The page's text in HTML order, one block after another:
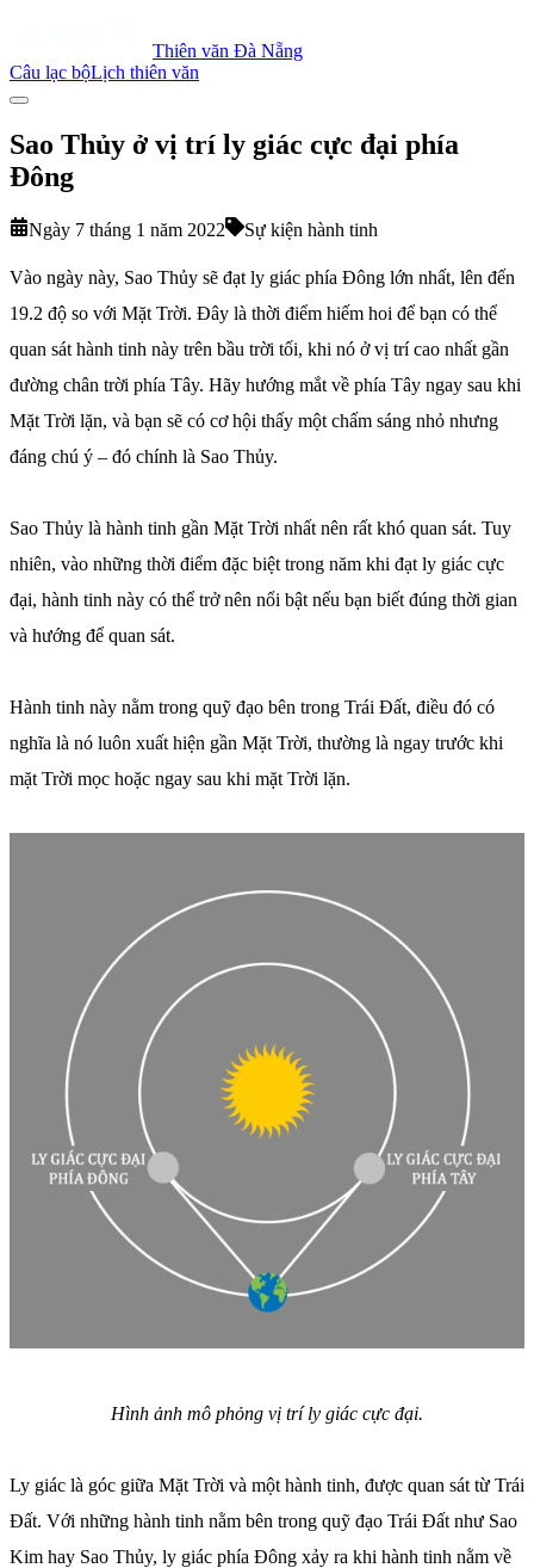
Thiên văn Đà Nẵng
Câu lạc bộLịch thiên văn
Sao Thủy ở vị trí ly giác cực đại phía
Đông
Ngày 7 tháng 1 năm 2022 Sự kiện hành tinh
Vào ngày này, Sao Thủy sẽ đạt ly giác phía Đông lớn nhất, lên đến
19.2 độ so với Mặt Trời. Đây là thời điểm hiếm hoi để bạn có thể
quan sát hành tinh này trên bầu trời tối, khi nó ở vị trí cao nhất gần
đường chân trời phía Tây. Hãy hướng mắt về phía Tây ngay sau khi
Mặt Trời lặn, và bạn sẽ có cơ hội thấy một chấm sáng nhỏ nhưng
đáng chú ý – đó chính là Sao Thủy.
Sao Thủy là hành tinh gần Mặt Trời nhất nên rất khó quan sát. Tuy
nhiên, vào những thời điểm đặc biệt trong năm khi đạt ly giác cực
đại, hành tinh này có thể trở nên nổi bật nếu bạn biết đúng thời gian
và hướng để quan sát.
Hành tinh này nằm trong quỹ đạo bên trong Trái Đất, điều đó có
nghĩa là nó luôn xuất hiện gần Mặt Trời, thường là ngay trước khi
mặt Trời mọc hoặc ngay sau khi mặt Trời lặn.
Hình ảnh mô phỏng vị trí ly giác cực đại.
Ly giác là góc giữa Mặt Trời và một hành tinh, được quan sát từ Trái
Đất. Với những hành tinh nằm bên trong quỹ đạo Trái Đất như Sao
Kim hay Sao Thủy, ly giác phía Đông xảy ra khi hành tinh nằm về